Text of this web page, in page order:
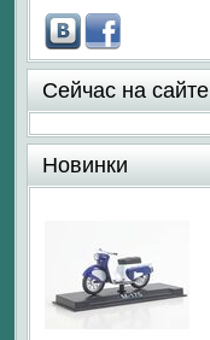
Сейчас на сайте
Новинки